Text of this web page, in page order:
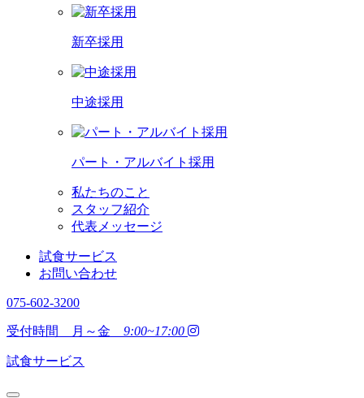
新卒採用
中途採用
パート・アルバイト採用
私たちのこと
スタッフ紹介
代表メッセージ
試食サービス
お問い合わせ
075-602-3200
受付時間 月～金 9:00~17:00
試食サービス